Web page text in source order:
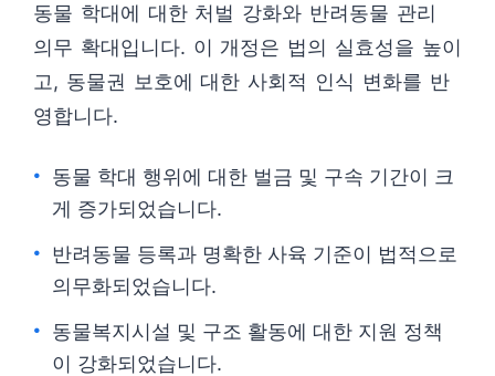
동물 학대에 대한 처벌 강화와 반려동물 관리
의무 확대입니다. 이 개정은 법의 실효성을 높이
고, 동물권 보호에 대한 사회적 인식 변화를 반
영합니다.
동물 학대 행위에 대한 벌금 및 구속 기간이 크
게 증가되었습니다.
반려동물 등록과 명확한 사육 기준이 법적으로
의무화되었습니다.
동물복지시설 및 구조 활동에 대한 지원 정책
이 강화되었습니다.